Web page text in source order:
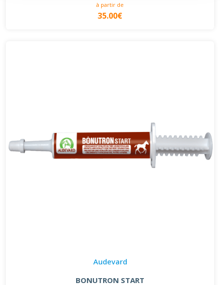
à partir de
35.00€
Audevard
BONUTRON START